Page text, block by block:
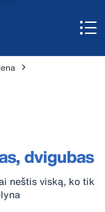
dvigubas
neštis viską, ko tik